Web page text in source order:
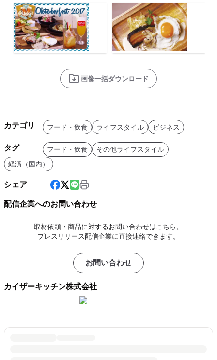
画像一括ダウンロード
カテゴリ フード・飲食 ライフスタイル ビジネス
タグ フード・飲食
その他ライフスタイル
経済（国内）
シェア
配信企業へのお問い合わせ
取材依頼・商品に対するお問い合わせはこちら。
プレスリリース配信企業に直接連絡できます。
お問い合わせ
カイザーキッチン株式会社